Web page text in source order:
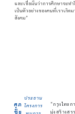
และเชื่อมั่นว่าการศึกษาจะท
เป็นตัวอย่างของคนที่เราเกิ
สังคม”
ศุภ
ชัย
ประธาน
โครงการ
“กรุงไทยก
มุ่งสร้างสร